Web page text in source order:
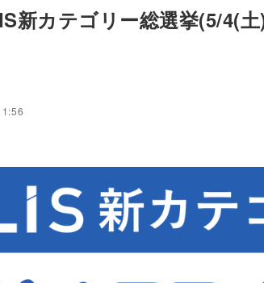
新カテゴリー総選挙(5/4(